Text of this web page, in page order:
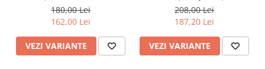
Profilele de 3 m și 4 m se comandă exclusiv cu ridicare din
magazin. Timpul de import poate ajunge până la 60 de zile. Plată
integrală în avans.
EQ007
180,00 Lei
162,00 Lei
VEZI VARIANTE
6cmx9cm - EQ007
208,00 Lei
187,20 Lei
VEZI VARIANTE